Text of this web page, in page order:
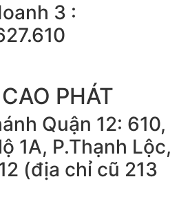
3 :
PHÁT
Quận 12: 610,
1A, P.Thạnh Lộc,
(địa chỉ cũ 213